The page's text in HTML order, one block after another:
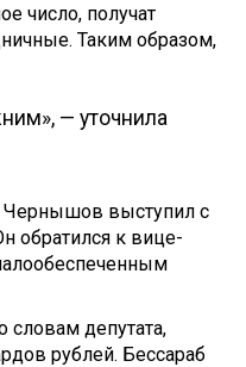
число, получат
Таким образом,
— уточнила
Чернышов выступил с
обратился к вице-
словам депутата,
рублей. Бессараб